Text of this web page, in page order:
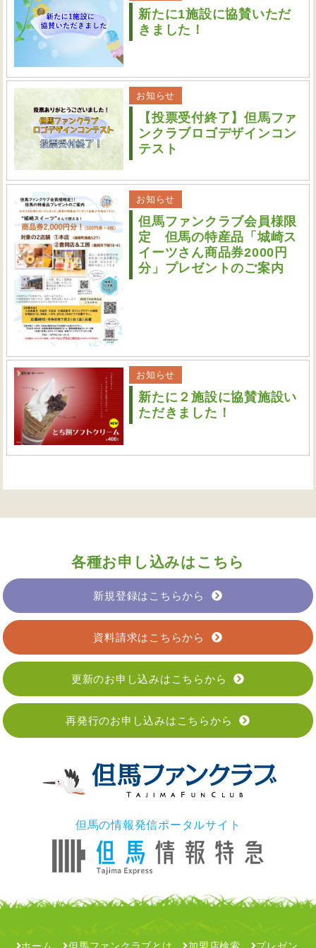
新たに1施設に協賛いただ
きました！
お知らせ
【投票受付終了】但馬ファ
ンクラブロゴデザインコン
テスト
お知らせ
但馬ファンクラブ会員様限
定 但馬の特産品「城崎ス
イーツさん商品券2000円
分」プレゼントのご案内
お知らせ
新たに２施設に協賛施設い
ただきました！
各種お申し込みはこちら
新規登録はこちらから
資料請求はこちらから
更新のお申し込みはこちらから
再発行のお申し込みはこちらから
但馬の情報発信ポータルサイト